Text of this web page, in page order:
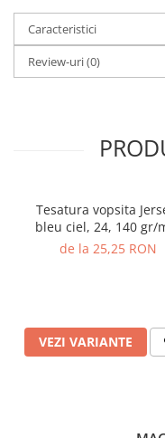
Caracteristici
Review-uri(0)
Tesatura vopsita
bleu ciel, 24, 140 gr/
latime 220 cm, 100%
de la 25,25 RON
VEZI VARIANTE